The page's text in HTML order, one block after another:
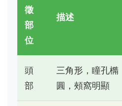
徵
部
位
描述
頭
部
三角形，瞳孔橢
圓，頰窩明顯